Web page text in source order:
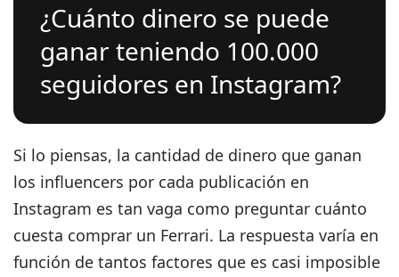
¿Cuánto dinero se puede
ganar teniendo 100.000
seguidores en Instagram?
Si lo piensas, la cantidad de dinero que ganan
los influencers por cada publicación en
Instagram es tan vaga como preguntar cuánto
cuesta comprar un Ferrari. La respuesta varía en
función de tantos factores que es casi imposible